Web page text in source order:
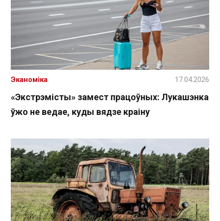
«Экстрэмісты» замест працоўных: Лукашэнка
ўжо не ведае, куды вядзе краіну
Эканоміка 17.04.2026